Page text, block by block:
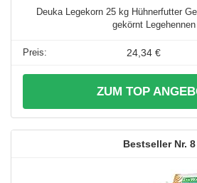
Deuka Legekorn 25 kg Hühnerfutter
gekörnt
24,34 €
ZUM TOP
8